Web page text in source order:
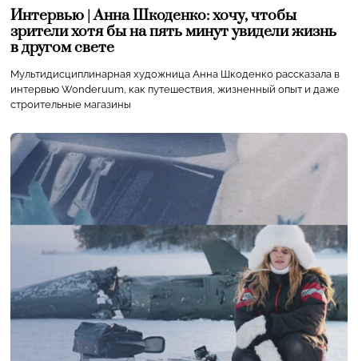
Интервью | Анна Шкоденко: хочу, чтобы
зрители хотя бы на пять минут увидели жизнь
в другом свете
Мультидисциплинарная художница Анна Шкоденко рассказала в
интервью Wonderuum, как путешествия, жизненный опыт и даже
строительные магазины